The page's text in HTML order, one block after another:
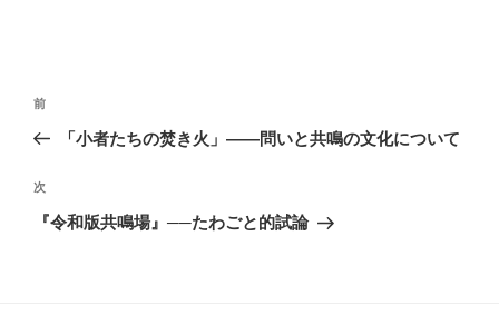
投
ビ
ゲ
前
の
稿
前
「小者たちの焚き火」——問いと共鳴の文化について
次
の
次
『令和版共鳴場』──たわごと的試論